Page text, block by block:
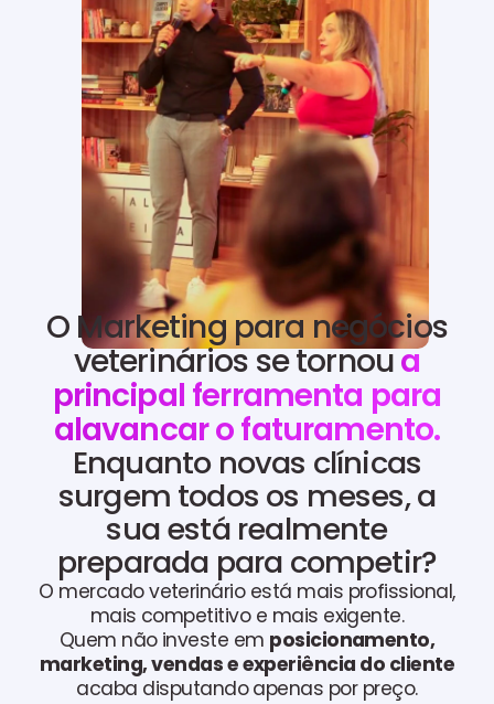
O Marketing para negócios
veterinários se tornoua
principal ferramenta para
alavancar o faturamento.
Enquanto novas clínicas
surgem todos os meses, a
sua está realmente
preparada para competir?
O mercado veterinário está mais profissional,
mais competitivo e mais exigente.
Quem não investe em posicionamento,
marketing, vendas e experiência do cliente
acaba disputando apenas por preço.